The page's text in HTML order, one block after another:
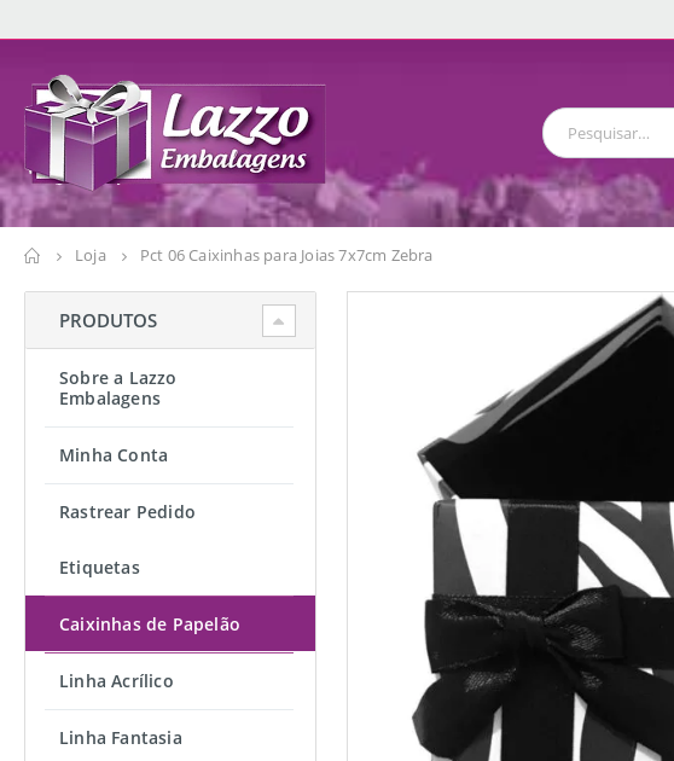
Loja Pct 06 Caixinhas para Joias 7x7cm Zebra
PRODUTOS
Sobre a Lazzo
Embalagens
Minha Conta
Rastrear Pedido
Etiquetas
Caixinhas de Papelão
Linha Acrílico
Linha Fantasia